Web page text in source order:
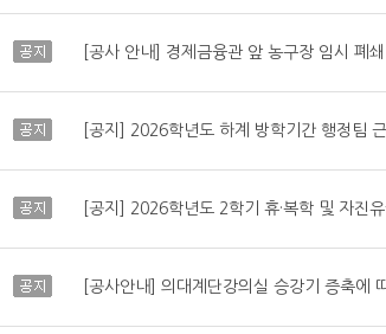
공지 [공사 안내] 경제금융관 앞 농구장 임시 폐
공지 [공지] 2026학년도 하계 방학기간 행정팀
공지 [공지] 2026학년도 2학기 휴·복학 및 자진
공지 [공사안내] 의대계단강의실 승강기 증축에